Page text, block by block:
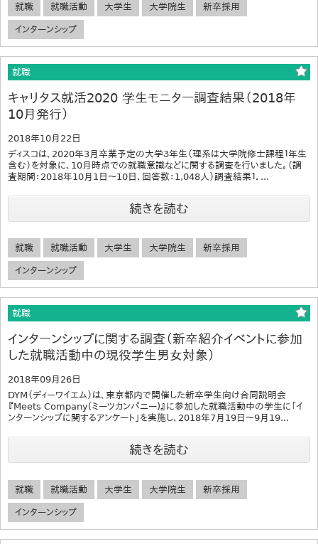
就職 就職活動 大学生 大学院生 新卒採用
インターンシップ
就職
キャリタス就活2020 学生モニター調査結果（2018年
10月発行）
2018年10月22日
ディスコは、2020年3月卒業予定の大学３年生（理系は大学院修士課程１年生
含む）を対象に、10月時点での就職意識などに関する調査を行いました。（調
査期間：2018年10月1日～10日、回答数：1,048人）調査結果１．...
続きを読む
就職 就職活動 大学生 大学院生 新卒採用
インターンシップ
就職
インターンシップに関する調査（新卒紹介イベントに参加
した就職活動中の現役学生男女対象）
2018年09月26日
DYM（ディーワイエム）は、東京都内で開催した新卒学生向け合同説明会
『Meets Company(ミーツカンパニー)』に参加した就職活動中の学生に「イ
ンターンシップに関するアンケート」を実施し、2018年7月19日～9月19...
続きを読む
就職 就職活動 大学生 大学院生 新卒採用
インターンシップ